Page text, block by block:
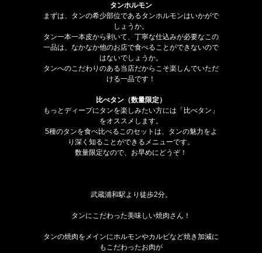
タンホルモン
まずは、タンの希少部位であるタンホルモンはいかがで
しょうか。
タン一本一本皮から剥いて、丁寧な仕込みが必要なこの
一品は、なかなか他のお店で食べることができないので
はないでしょうか。
タンへのこだわりのある当店だからこそ楽しんでいただ
ける一品です！
比べタン（数量限定）
もっとディープにタンを楽しみたい方には「比べタン」
をオススメします。
5種のタンを食べ比べるこのセットは、タンの魅力をよ
り深く知ることができるメニューです。
数量限定なので、お早めにどうぞ！
武蔵浦和駅より徒歩2分。
タンにこだわった美味しい焼肉さん！
タンの焼肉をメインにホルモンやカルビなど焼き加減に
もこだわったお肉が